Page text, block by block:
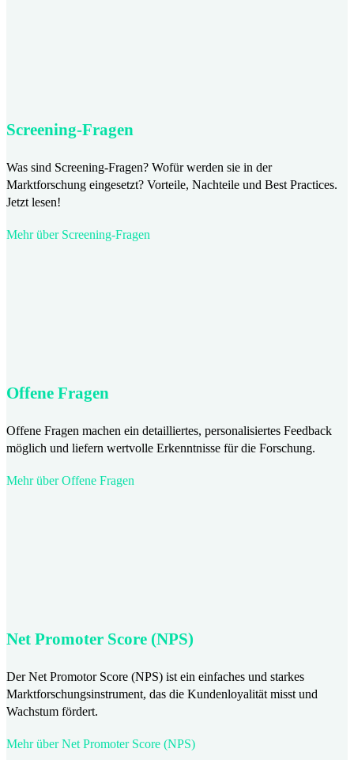
Screening-Fragen
Was sind Screening-Fragen? Wofür werden sie in der
Marktforschung eingesetzt? Vorteile, Nachteile und Best Practices.
Jetzt lesen!
Mehr über Screening-Fragen
Offene Fragen
Offene Fragen machen ein detailliertes, personalisiertes Feedback
möglich und liefern wertvolle Erkenntnisse für die Forschung.
Mehr über Offene Fragen
Net Promoter Score (NPS)
Der Net Promotor Score (NPS) ist ein einfaches und starkes
Marktforschungsinstrument, das die Kundenloyalität misst und
Wachstum fördert.
Mehr über Net Promoter Score (NPS)